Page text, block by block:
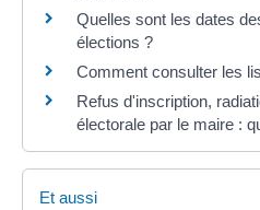
Quelles sont les dates
élections ?
Comment consulter les
Refus d'inscription,
électorale par le maire :
Et aussi